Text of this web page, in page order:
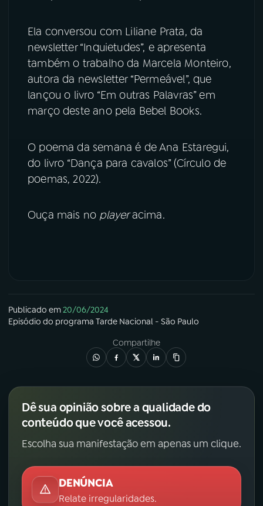
TikTok
Ela conversou com Liliane Prata, da
newsletter “Inquietudes”, e apresenta
também o trabalho da Marcela Monteiro,
autora da newsletter “Permeável”, que
lançou o livro “Em outras Palavras” em
março deste ano pela Bebel Books.
O poema da semana é de Ana Estaregui,
do livro “Dança para cavalos” (Círculo de
poemas, 2022).
Ouça mais no playeracima.
Publicado em20/06/2024
Episódio do programa Tarde Nacional - São Paulo
Compartilhe
Dê sua opinião sobre a qualidade do
conteúdo que você acessou.
Escolha sua manifestação em apenas um clique.
DENÚNCIA
Relate irregularidades.